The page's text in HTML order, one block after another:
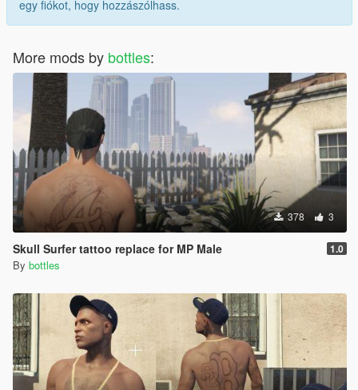
egy fiókot, hogy hozzászólhass.
More mods by bottles:
378 3
Skull Surfer tattoo replace for MP Male 1.0
By bottles